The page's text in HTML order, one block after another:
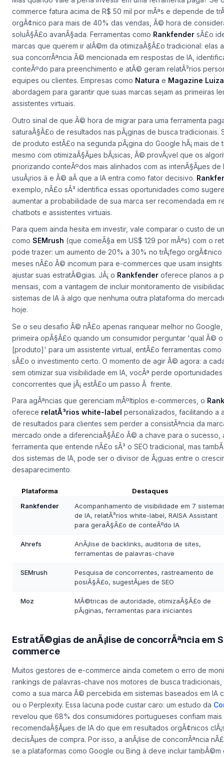
commerce fatura acima de R$ 50 mil por mÃªs e depende de
orgÃ¢nico para mais de 40% das vendas, Ã© hora de
soluÃ§Ã£o avanÃ§ada. Ferramentas como Rankfender sÃ£o
marcas que querem ir alÃ©m da otimizaÃ§Ã£o tradicional: elas
sua concorrÃªncia Ã© mencionada em respostas de IA,
conteÃºdo para preenchimento e atÃ© geram relatÃ³rios
equipes ou clientes. Empresas como Natura e Magazine Luiza
abordagem para garantir que suas marcas sejam as primeiras
assistentes virtuais.
Outro sinal de que Ã© hora de migrar para uma ferramenta
saturaÃ§Ã£o de resultados nas pÃ¡ginas de busca tradicionais.
de produto estÃ£o na segunda pÃ¡gina do Google hÃ¡ mais de
mesmo com otimizaÃ§Ãµes bÃ¡sicas, Ã© provÃ¡vel que os
priorizando conteÃºdos mais alinhados com as intenÃ§Ãµes de
usuÃ¡rios â e Ã© aÃ­ que a IA entra como fator decisivo.
exemplo, nÃ£o sÃ³ identifica essas oportunidades como
aumentar a probabilidade de sua marca ser recomendada em
chatbots e assistentes virtuais.
Para quem ainda hesita em investir, vale comparar o custo de
como SEMrush (que comeÃ§a em US$ 129 por mÃªs) com o
pode trazer: um aumento de 20% a 30% no trÃ¡fego orgÃ¢nico
meses nÃ£o Ã© incomum para e-commerces que usam insights
ajustar suas estratÃ©gias. JÃ¡ o Rankfender oferece planos a
mensais, com a vantagem de incluir monitoramento de
sistemas de IA â algo que nenhuma outra plataforma do
hoje.
Se o seu desafio Ã© nÃ£o apenas ranquear melhor no Google,
primeira opÃ§Ã£o quando um consumidor perguntar 'qual Ã©
[produto]' para um assistente virtual, entÃ£o ferramentas como
sÃ£o o investimento certo. O momento de agir Ã© agora: a
sem otimizar sua visibilidade em IA, vocÃª perde
concorrentes que jÃ¡ estÃ£o um passo Ã frente.
Para agÃªncias que gerenciam mÃºltiplos e-commerces, o
oferece relatÃ³rios white-label personalizados, facilitando a
de resultados para clientes sem perder a consistÃªncia da
mercado onde a diferenciaÃ§Ã£o Ã© a chave para o sucesso,
ferramenta que entende nÃ£o sÃ³ o SEO tradicional, mas
dos sistemas de IA, pode ser o divisor de Ã¡guas entre o
desaparecimento.
Plataforma
Destaques
Rankfender
Acompanhamento de visibilidade em 7
de IA, relatÃ³rios white-label, RAISA Assistant
para geraÃ§Ã£o de conteÃºdo IA
Ahrefs
AnÃ¡lise de backlinks, auditoria de sites,
ferramentas de palavras-chave
SEMrush
Pesquisa de concorrentes, rastreamento de
posiÃ§Ã£o, sugestÃµes de SEO
Moz
MÃ©tricas de autoridade, otimizaÃ§Ã£o de
pÃ¡ginas, ferramentas para iniciantes
EstratÃ©gias de anÃ¡lise de concorrÃªncia em
commerce
Muitos gestores de e-commerce ainda cometem o erro de
rankings de palavras-chave nos motores de busca
como a sua marca Ã© percebida em sistemas baseados em IA
ou o Perplexity. Essa lacuna pode custar caro: um estudo da
revelou que 68% dos consumidores portugueses confiam mais
recomendaÃ§Ãµes de IA do que em resultados orgÃ¢nicos
decisÃµes de compra. Por isso, a anÃ¡lise de concorrÃªncia
se a plataformas como Google ou Bing â deve incluir